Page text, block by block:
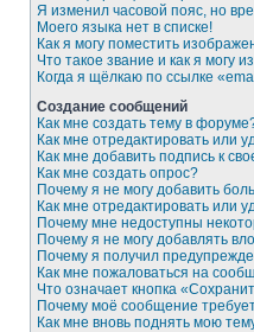
Я изменил часовой пояс, но
Моего языка нет в списке!
Как я могу поместить
Что такое звание и как я могу
Когда я щёлкаю по ссылке
Создание сообщений
Как мне создать тему в
Как мне отредактировать или
Как мне добавить подпись к
Как мне создать опрос?
Почему я не могу добавить
Как мне отредактировать или
Почему мне недоступны
Почему я не могу добавлять
Почему я получил
Как мне пожаловаться на
Что означает кнопка
Почему моё сообщение
Как мне вновь поднять мою